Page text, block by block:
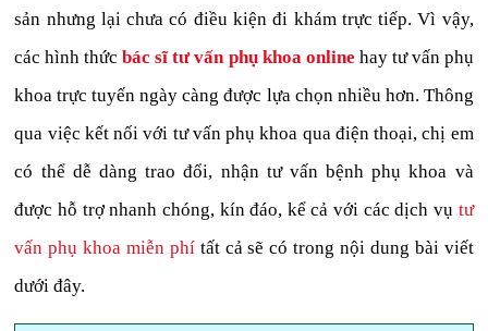
sản nhưng lại chưa có điều kiện đi khám trực tiếp. Vì vậy,
các hình thứcbác sĩ tư vấn phụ khoa online hay tư vấn phụ
khoa trực tuyến ngày càng được lựa chọn nhiều hơn. Thông
qua việc kết nối với tư vấn phụ khoa qua điện thoại, chị em
có thể dễ dàng trao đổi, nhận tư vấn bệnh phụ khoa và
được hỗ trợ nhanh chóng, kín đáo, kể cả với các dịch vụ tư
vấn phụ khoa miễn phítất cả sẽ có trong nội dung bài viết
dưới đây.